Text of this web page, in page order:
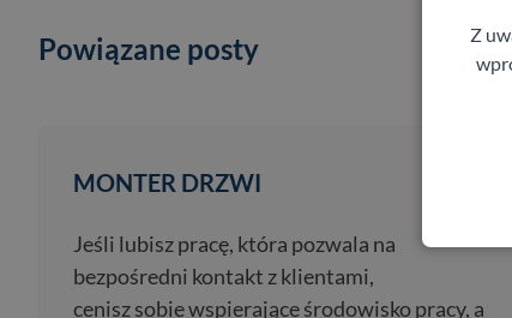
Powiązane posty
MONTER DRZWI
Jeśli lubisz pracę, która pozwala na
bezpośredni kontakt z klientami,
cenisz sobie wspierające środowisko pracy, a
Z